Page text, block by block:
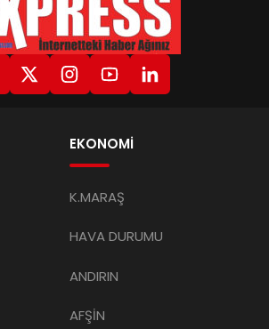
EKONOMİ
K.MARAŞ
HAVA DURUMU
ANDIRIN
AFŞİN